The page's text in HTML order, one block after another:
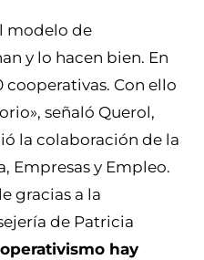
modelo de
y lo hacen bien. En
cooperativas. Con ello
señaló Querol,
la colaboración de la
Empresas y Empleo.
gracias a la
de Patricia
hay